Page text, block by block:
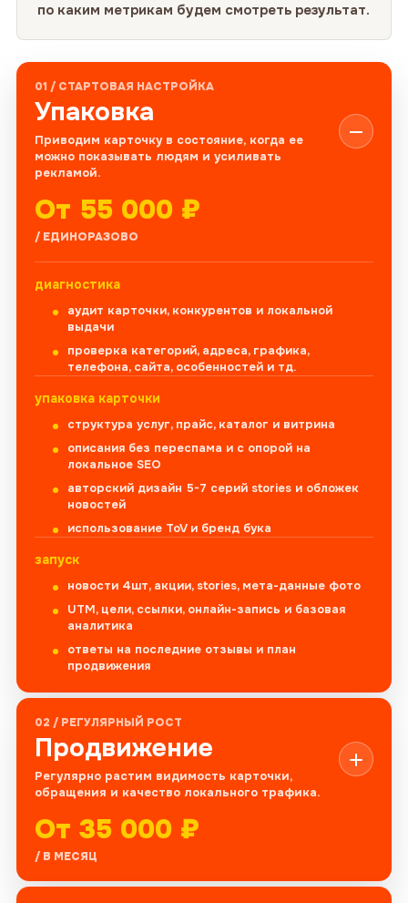
по каким метрикам будем смотреть результат.
01 / СТАРТОВАЯ НАСТРОЙКА
Упаковка
Приводим карточку в состояние, когда ее
можно показывать людям и усиливать
рекламой.
От 55 000 ₽
/ ЕДИНОРАЗОВО
диагностика
аудит карточки, конкурентов и локальной
выдачи
проверка категорий, адреса, графика,
телефона, сайта, особенностей и тд.
упаковка карточки
структура услуг, прайс, каталог и витрина
описания без переспама и с опорой на
локальное SEO
авторский дизайн 5-7 серий stories и обложек
новостей
использование ToV и бренд бука
запуск
новости 4шт, акции, stories, мета-данные фото
UTM, цели, ссылки, онлайн-запись и базовая
аналитика
ответы на последние отзывы и план
продвижения
02 / РЕГУЛЯРНЫЙ РОСТ
Продвижение
Регулярно растим видимость карточки,
обращения и качество локального трафика.
От 35 000 ₽
/ В МЕСЯЦ